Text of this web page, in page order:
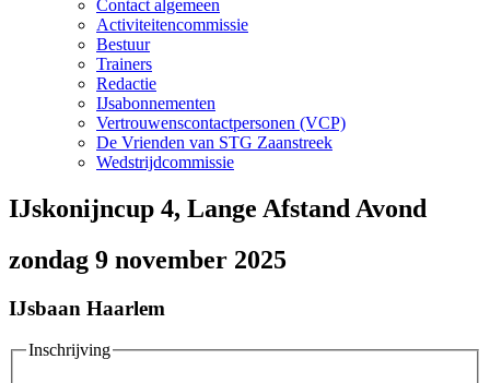
Contact algemeen
Activiteitencommissie
Bestuur
Trainers
Redactie
IJsabonnementen
Vertrouwenscontactpersonen (VCP)
De Vrienden van STG Zaanstreek
Wedstrijdcommissie
IJskonijncup 4, Lange Afstand Avond
zondag 9 november 2025
IJsbaan Haarlem
Inschrijving